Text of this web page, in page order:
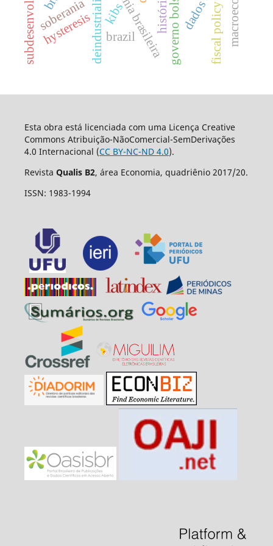
soberania
brazil fiscal policy
hysteresis kibs
Esta obra está licenciada com uma Licença Creative
Commons Atribuição-NãoComercial-SemDerivações
4.0 Internacional (CC BY-NC-ND 4.0).
Revista Qualis B2, área Economia, quadriênio 2017/20.
ISSN: 1983-1994